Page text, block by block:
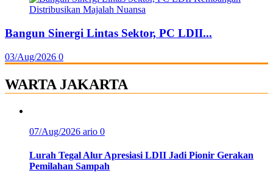
Bangun Sinergi Lintas Sektor, PC LDII...
03/Aug/2026 0
WARTA JAKARTA
07/Aug/2026 ario 0
Lurah Tegal Alur Apresiasi LDII Jadi Pionir Gerakan
Pemilahan Sampah